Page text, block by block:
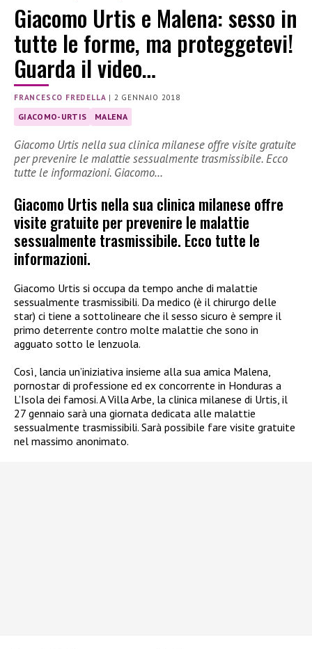
Giacomo Urtis e Malena: sesso in
tutte le forme, ma proteggetevi!
Guarda il video…
FRANCESCO FREDELLA | 2 GENNAIO 2018
GIACOMO-URTIS MALENA
Giacomo Urtis nella sua clinica milanese offre visite gratuite
per prevenire le malattie sessualmente trasmissibile. Ecco
tutte le informazioni. Giacomo…
Giacomo Urtis nella sua clinica milanese offre
visite gratuite per prevenire le malattie
sessualmente trasmissibile. Ecco tutte le
informazioni.
Giacomo Urtis si occupa da tempo anche di malattie
sessualmente trasmissibili. Da medico (è il chirurgo delle
star) ci tiene a sottolineare che il sesso sicuro è sempre il
primo deterrente contro molte malattie che sono in
agguato sotto le lenzuola.
Così, lancia un’iniziativa insieme alla sua amica Malena,
pornostar di professione ed ex concorrente in Honduras a
L’Isola dei famosi. A Villa Arbe, la clinica milanese di Urtis, il
27 gennaio sarà una giornata dedicata alle malattie
sessualmente trasmissibili. Sarà possibile fare visite gratuite
nel massimo anonimato.